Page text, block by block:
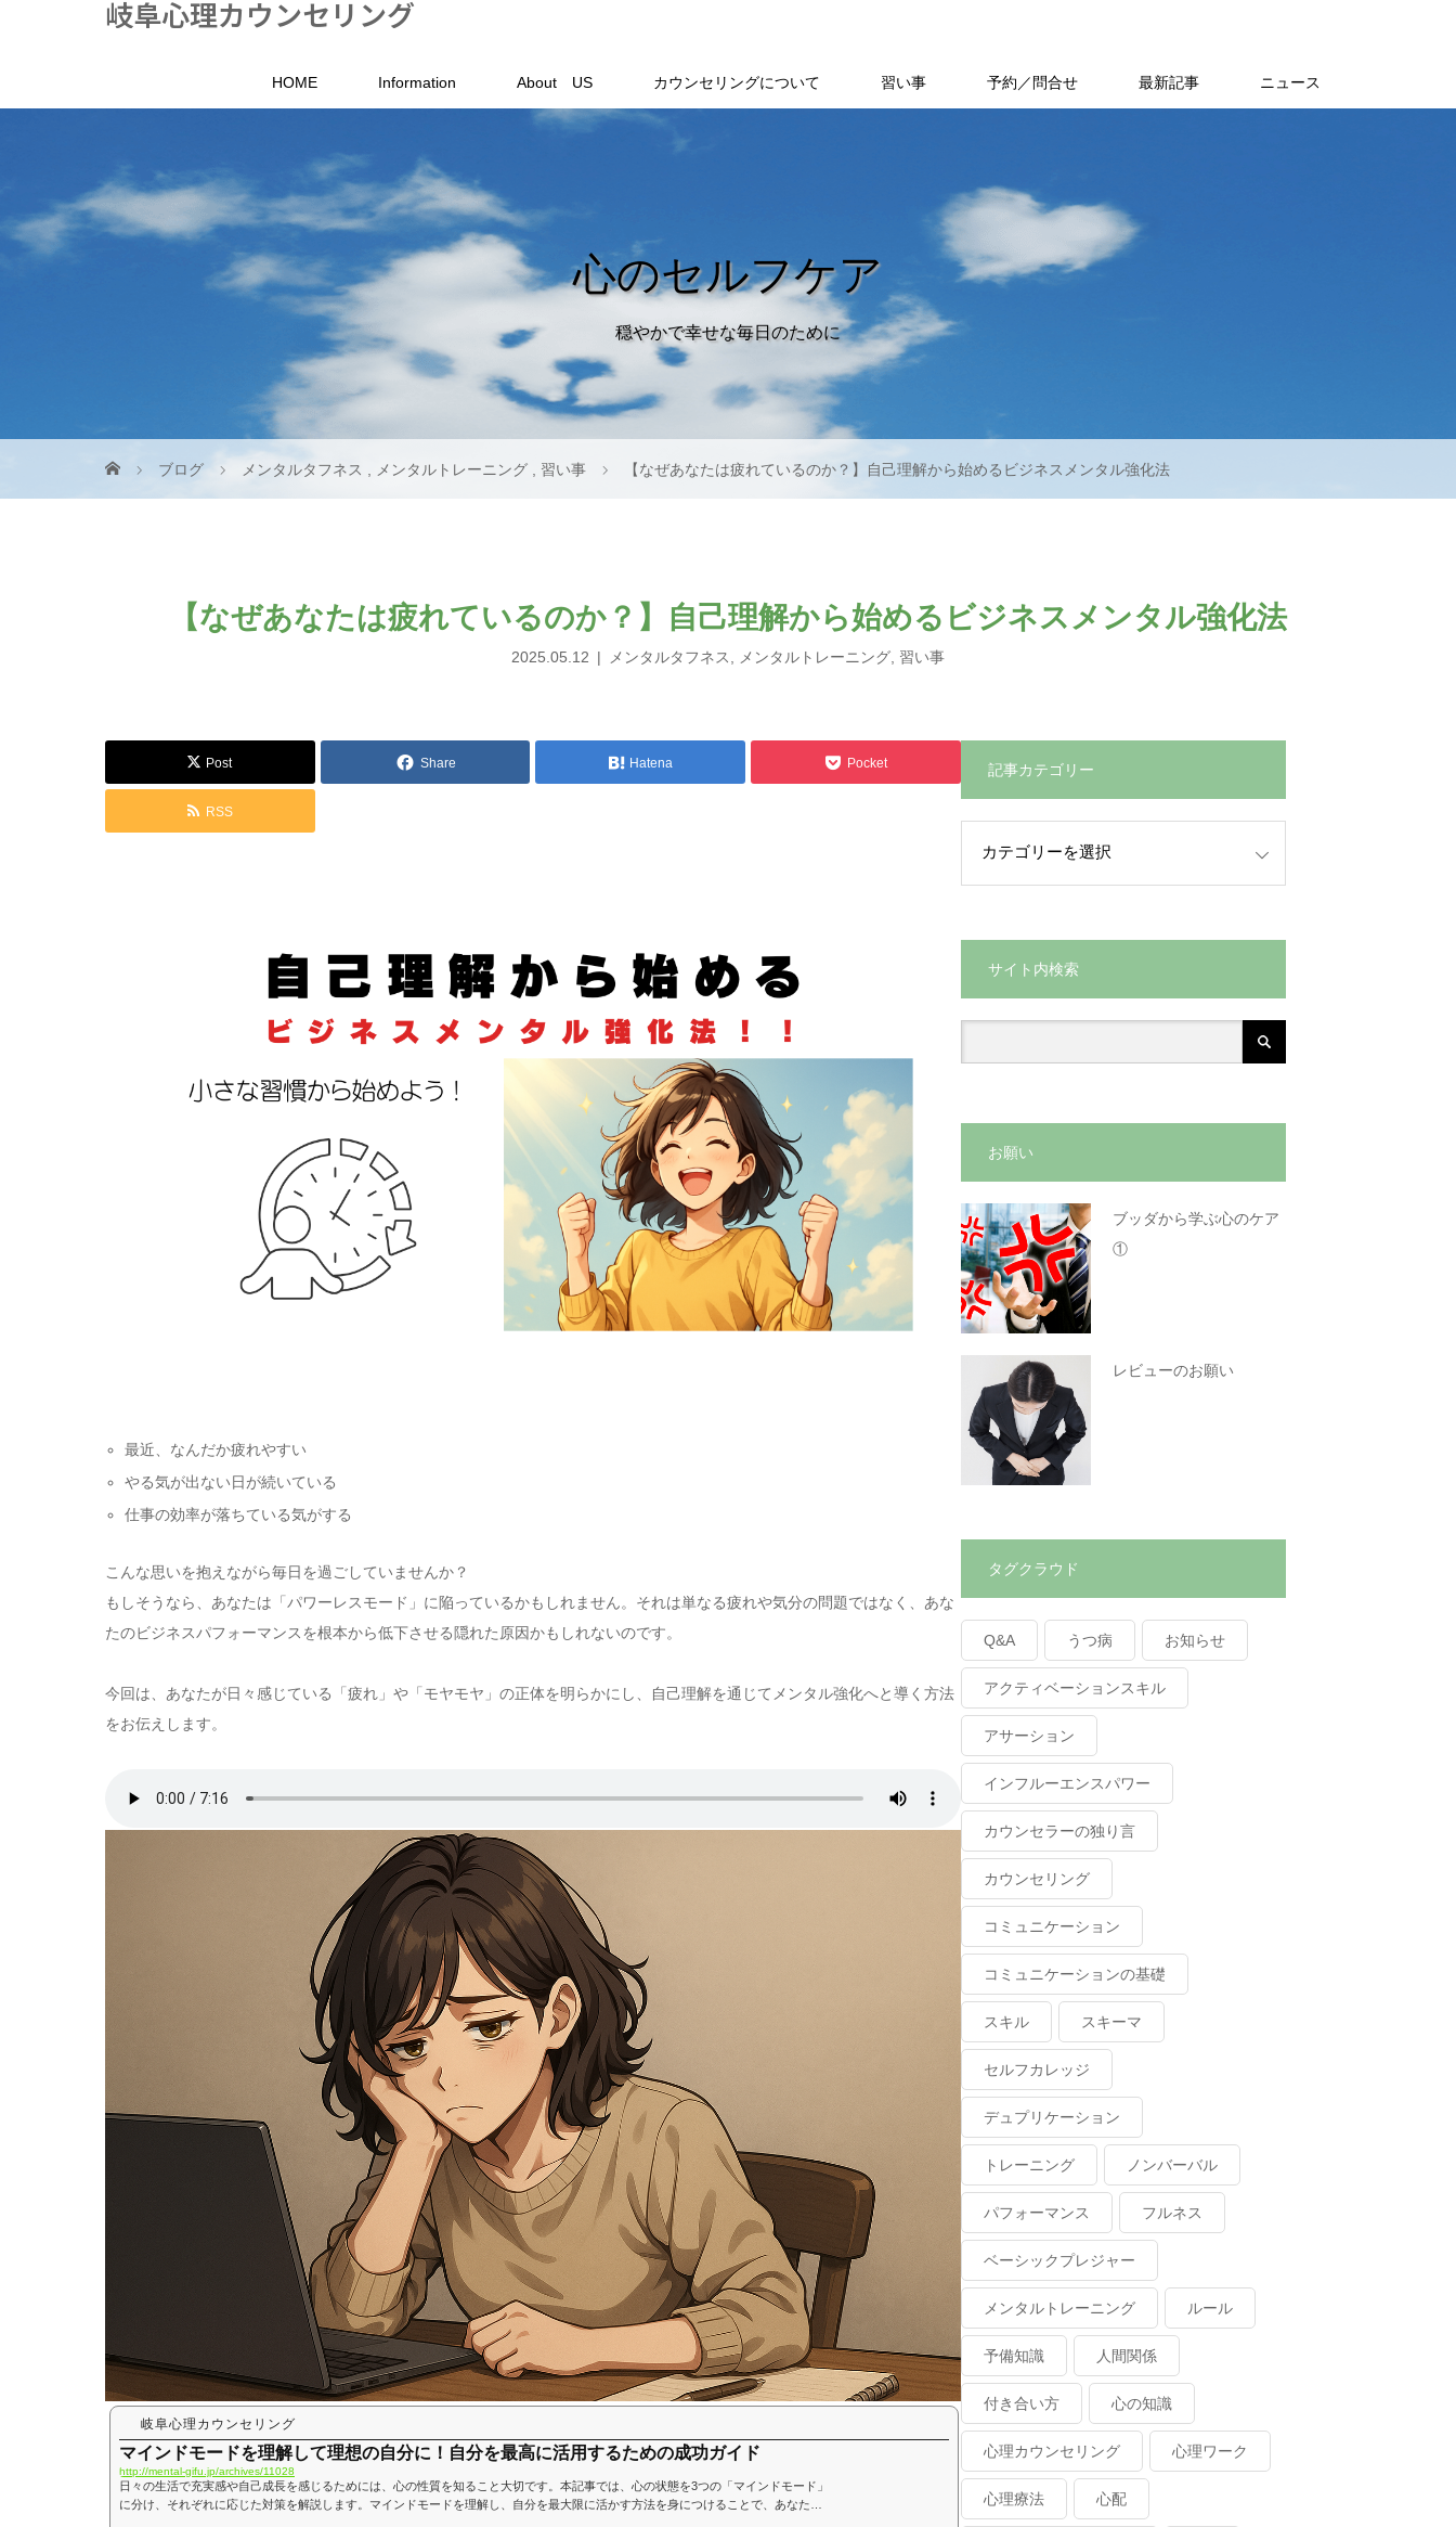
岐阜心理カウンセリング
HOME Information About US カウンセリングについて 習い事 予約／問合せ 最新記事 ニュース
心のセルフケア
穏やかで幸せな毎日のために
ブログ メンタルタフネス メンタルトレーニング 習い事 【なぜあなたは疲れているのか？】自己理解から始めるビジネスメンタル強化法
【なぜあなたは疲れているのか？】自己理解から始めるビジネスメンタル強化法
2025.05.12 メンタルタフネス メンタルトレーニング 習い事
Post Share Hatena Pocket
RSS
最近、なんだか疲れやすい
やる気が出ない日が続いている
仕事の効率が落ちている気がする
こんな思いを抱えながら毎日を過ごしていませんか？
もしそうなら、あなたは「パワーレスモード」に陥っているかもしれません。それは単なる疲れや気分の問題ではなく、あな
たのビジネスパフォーマンスを根本から低下させる隠れた原因かもしれないのです。
今回は、あなたが日々感じている「疲れ」や「モヤモヤ」の正体を明らかにし、自己理解を通じてメンタル強化へと導く方法
をお伝えします。
岐阜心理カウンセリング
マインドモードを理解して理想の自分に！自分を最高に活用するための成功ガイド
http://mental-gifu.jp/archives/11028
日々の生活で充実感や自己成長を感じるためには、心の性質を知ること大切です。本記事では、心の状態を3つの「マインドモード」
に分け、それぞれに応じた対策を解説します。マインドモードを理解し、自分を最大限に活かす方法を身につけることで、あなたの
記事カテゴリー
サイト内検索
お願い
ブッダから学ぶ心のケア
①
レビューのお願い
タグクラウド
Q&A うつ病 お知らせ
アクティベーションスキル
アサーション
インフルーエンスパワー
カウンセラーの独り言
カウンセリング
コミュニケーション
コミュニケーションの基礎
スキル スキーマ
セルフカレッジ
デュプリケーション
トレーニング ノンバーバル
パフォーマンス フルネス
ベーシックプレジャー
メンタルトレーニング ルール
予備知識 人間関係
付き合い方 心の知識
心理カウンセリング 心理ワーク
心理療法 心配